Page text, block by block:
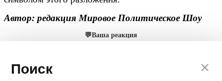
Поиск
Автор: редакция Мировое Политическое Шоу
💬Ваша реакция
Мы в